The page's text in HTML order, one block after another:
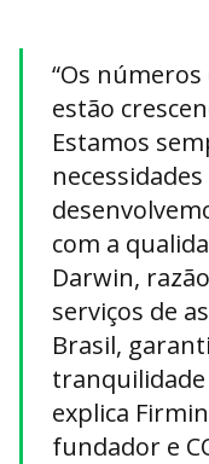
“Os
estão
Estamos
com a
Darwin,
serviços de
Brasil,
tranquilidade
explica
fundador e